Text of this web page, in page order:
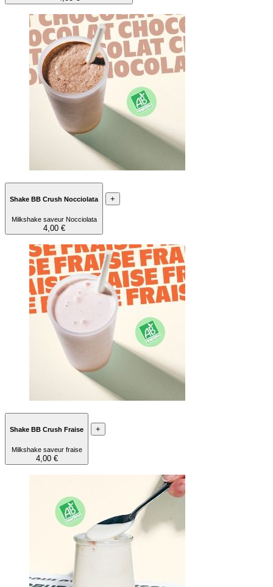
Shake BB Crush Nocciolata
Milkshake saveur Nocciolata
4,00 €
+
Shake BB Crush Fraise
Milkshake saveur fraise
4,00 €
+